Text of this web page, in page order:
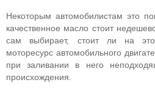
Некоторым автомобилистам это
качественное масло стоит
сам выбирает, стоит ли на
моторесурс автомобильного
при заливании в него
происхождения.